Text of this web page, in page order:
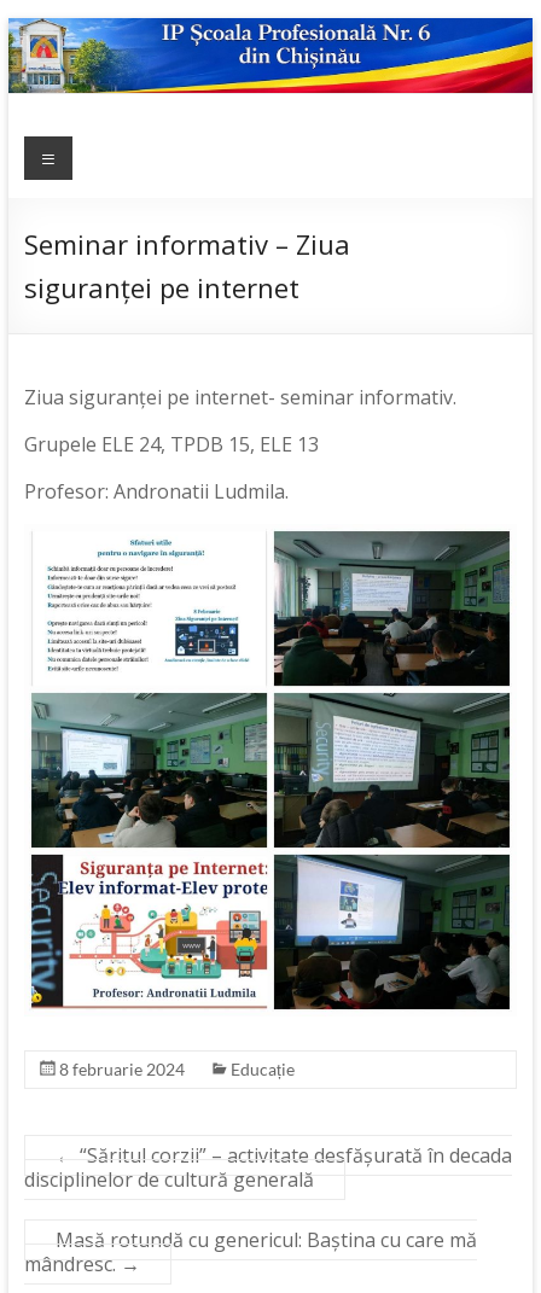
Skip
to
content
NR.6
scoala
nr.6; școală
admitere;
Meniu
Seminar informativ – Ziua
siguranței pe internet
Ziua siguranței pe internet- seminar informativ.
Grupele ELE 24, TPDB 15, ELE 13
Profesor: Andronatii Ludmila.
8 februarie 2024 Educație
←
“Săritul corzii” – activitate desfășurată în decada
disciplinelor de cultură generală
Masă rotundă cu genericul: Baștina cu care mă
mândresc. →